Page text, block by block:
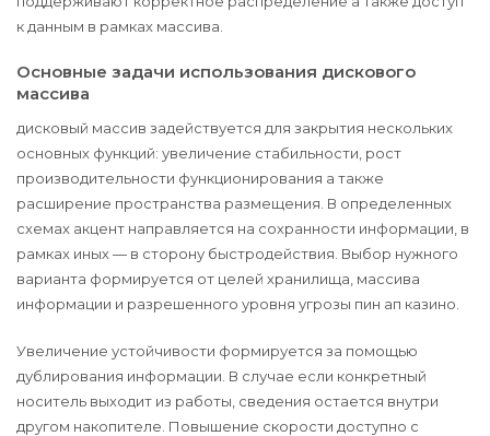
к данным в рамках массива.
Основные задачи использования дискового
массива
дисковый массив задействуется для закрытия нескольких
основных функций: увеличение стабильности, рост
производительности функционирования а также
расширение пространства размещения. В определенных
схемах акцент направляется на сохранности информации, в
рамках иных — в сторону быстродействия. Выбор нужного
варианта формируется от целей хранилища, массива
информации и разрешенного уровня угрозы пин ап казино.
Увеличение устойчивости формируется за помощью
дублирования информации. В случае если конкретный
носитель выходит из работы, сведения остается внутри
другом накопителе. Повышение скорости доступно с